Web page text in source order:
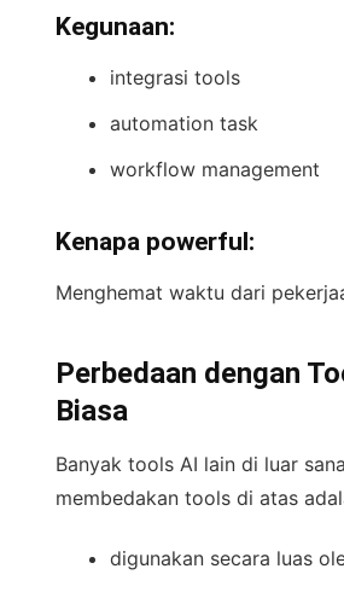
Kegunaan:
integrasi tools
automation task
workflow management
Kenapa powerful:
Menghemat waktu dari
Perbedaan dengan
Biasa
Banyak tools AI lain di luar
membedakan tools di atas
digunakan secara luas